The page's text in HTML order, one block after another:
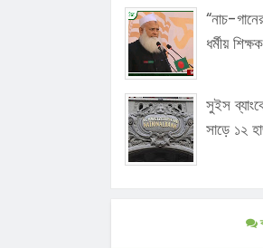
“নাচ-
ধর্মীয়
সুইস
সাড়ে ১২